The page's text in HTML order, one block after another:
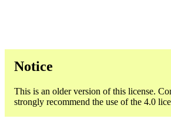
Notice
This is an older version of this license.
strongly recommend the use of the 4.0